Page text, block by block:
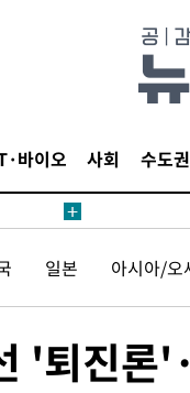
바이오 사회 수도권
일 후
일본 아시아/오
'퇴진론